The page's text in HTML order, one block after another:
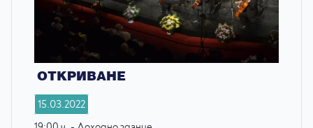
ОТКРИВАНЕ
15.03.2022